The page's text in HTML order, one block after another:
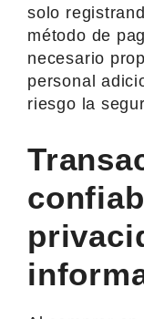
solo
método de
necesario
personal
riesgo la